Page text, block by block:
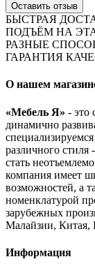
Оставить отзыв
БЫСТРАЯ
ПОДЪЁМ НА
РАЗНЫЕ
ГАРАНТИЯ
О нашем
«Мебель Я» - это
динамично
различного стиля
стать
компания имеет
возможностей, а
номенклатурой
зарубежных
Малайзии, Китая,
Информация